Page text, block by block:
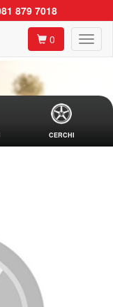
879 7018
0
CERCHI